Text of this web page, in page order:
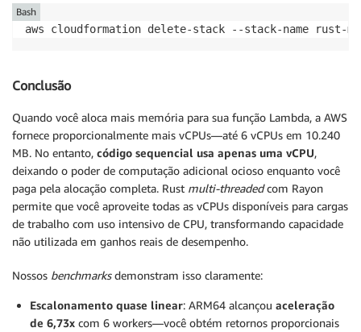
aws cloudformation delete-stack --stack-name rust-
Bash
Conclusão
Quando você aloca mais memória para sua função Lambda, a AWS
fornece proporcionalmente mais vCPUs—até 6 vCPUs em 10.240
MB. No entanto, código sequencial usa apenas uma vCPU,
deixando o poder de computação adicional ocioso enquanto você
paga pela alocação completa. Rust multi-threadedcom Rayon
permite que você aproveite todas as vCPUs disponíveis para cargas
de trabalho com uso intensivo de CPU, transformando capacidade
não utilizada em ganhos reais de desempenho.
Nossos benchmarksdemonstram isso claramente:
Escalonamento quase linear: ARM64 alcançou aceleração
de 6,73x com 6 workers—você obtém retornos proporcionais